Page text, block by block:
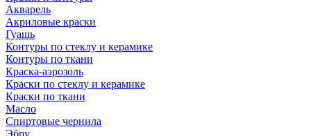
Акварель
Акриловые краски
Гуашь
Контуры по стеклу и керамике
Контуры по ткани
Краска-аэрозоль
Краски по стеклу и керамике
Краски по ткани
Масло
Спиртовые чернила
Эбру